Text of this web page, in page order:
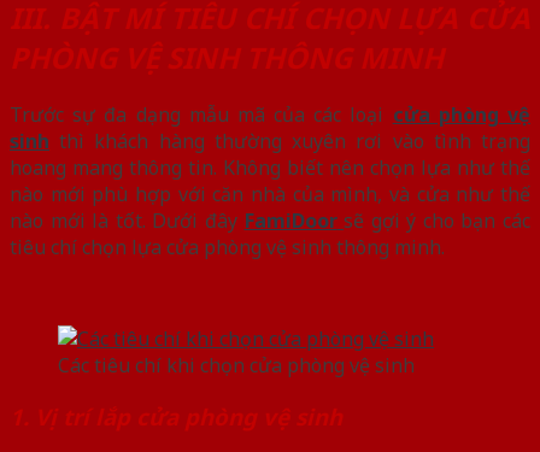
III. BẬT MÍ TIÊU CHÍ CHỌN LỰA CỬA
PHÒNG VỆ SINH THÔNG MINH
Trước sự đa dạng mẫu mã của các loại cửa phòng vệ
sinh thì khách hàng thường xuyên rơi vào tình trạng
hoang mang thông tin. Không biết nên chọn lựa như thế
nào mới phù hợp với căn nhà của mình, và cửa như thế
nào mới là tốt. Dưới đây FamiDoor sẽ gợi ý cho bạn các
tiêu chí chọn lựa cửa phòng vệ sinh thông minh.
Các tiêu chí khi chọn cửa phòng vệ sinh
1. Vị trí lắp cửa phòng vệ sinh